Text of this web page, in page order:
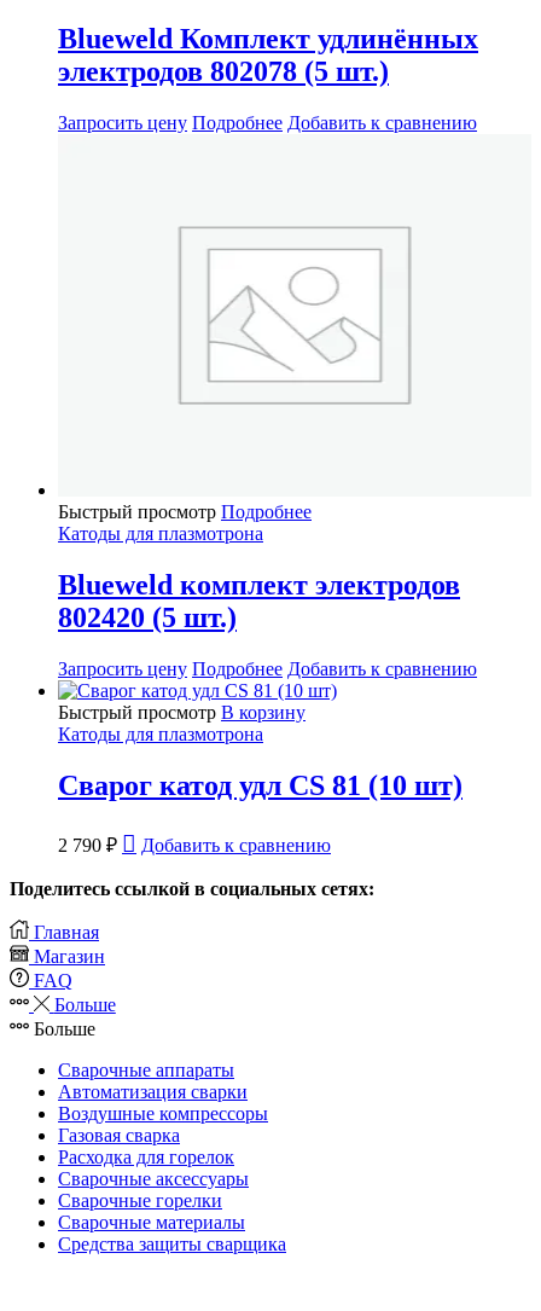
Blueweld Комплект удлинённых
электродов 802078 (5 шт.)
Запросить цену Подробнее Добавить к сравнению
Быстрый просмотр Подробнее
Катоды для плазмотрона
Blueweld комплект электродов
802420 (5 шт.)
Запросить цену Подробнее Добавить к сравнению
Быстрый просмотр В корзину
Катоды для плазмотрона
Сварог катод удл CS 81 (10 шт)
2 790 ₽ Добавить к сравнению
Поделитесь ссылкой в социальных сетях:
Главная
Магазин
FAQ
Больше
Больше
Сварочные аппараты
Автоматизация сварки
Воздушные компрессоры
Газовая сварка
Расходка для горелок
Сварочные аксессуары
Сварочные горелки
Сварочные материалы
Средства защиты сварщика